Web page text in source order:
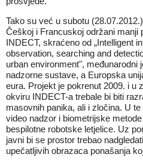
Tako su već u subotu
Češkoj i Francuskoj održani manji
INDECT, skraćeno od „Intelligent
observation, searching and
urban environment", međunarodni
nadzorne sustave, a Europska
eura. Projekt je pokrenut 2009. i u
okviru INDECT-a trebale bi biti
masovnih panika, ali i zločina. U
video nadzor i biometrijske
bespilotne robotske letjelice. Uz
javni bi se prostor trebao
upečatljivih obrazaca ponašanja